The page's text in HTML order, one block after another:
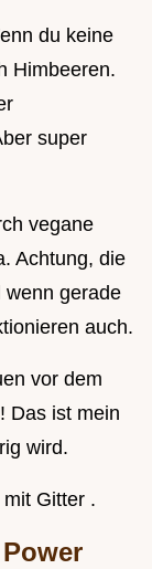
du keine
Himbeeren.
super
vegane
Achtung, die
wenn gerade
auch.
vor dem
Das ist mein
wird.
Gitter .